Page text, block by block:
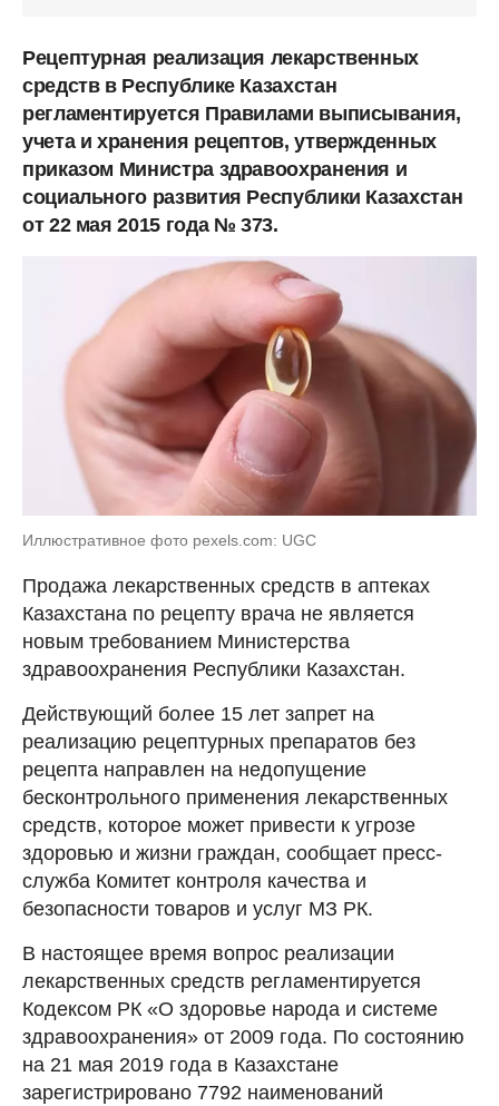
Рецептурная реализация лекарственных
средств в Республике Казахстан
регламентируется Правилами выписывания,
учета и хранения рецептов, утвержденных
приказом Министра здравоохранения и
социального развития Республики Казахстан
от 22 мая 2015 года № 373.
Иллюстративное фото pexels.com: UGC
Продажа лекарственных средств в аптеках
Казахстана по рецепту врача не является
новым требованием Министерства
здравоохранения Республики Казахстан.
Действующий более 15 лет запрет на
реализацию рецептурных препаратов без
рецепта направлен на недопущение
бесконтрольного применения лекарственных
средств, которое может привести к угрозе
здоровью и жизни граждан, сообщает пресс-
служба Комитет контроля качества и
безопасности товаров и услуг МЗ РК.
В настоящее время вопрос реализации
лекарственных средств регламентируется
Кодексом РК «О здоровье народа и системе
здравоохранения» от 2009 года. По состоянию
на 21 мая 2019 года в Казахстане
зарегистрировано 7792 наименований